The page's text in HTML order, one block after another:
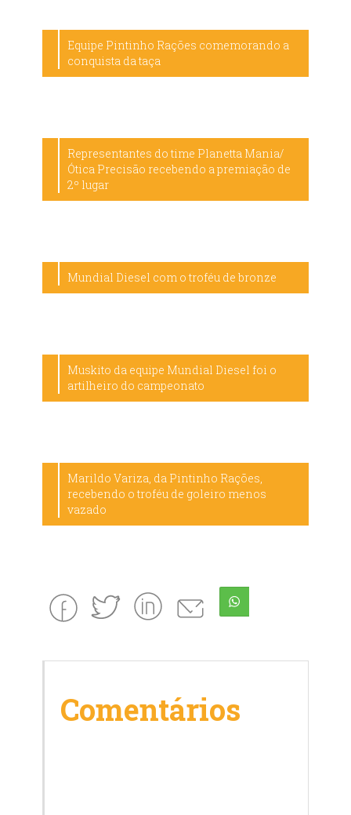
Equipe Pintinho Rações comemorando a
conquista da taça
Representantes do time Planetta Mania/
Ótica Precisão recebendo a premiação de
2º lugar
Mundial Diesel com o troféu de bronze
Muskito da equipe Mundial Diesel foi o
artilheiro do campeonato
Marildo Variza, da Pintinho Rações,
recebendo o troféu de goleiro menos
vazado
Comentários